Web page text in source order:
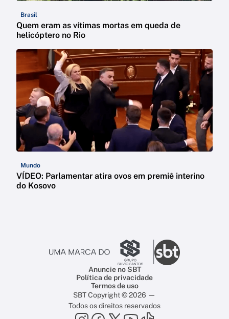
Brasil
Quem eram as vítimas mortas em queda de
helicóptero no Rio
Mundo
VÍDEO: Parlamentar atira ovos em premiê interino
do Kosovo
Anuncie no SBT
Política de privacidade
Termos de uso
SBT Copyright © 2026 —
Todos os direitos reservados